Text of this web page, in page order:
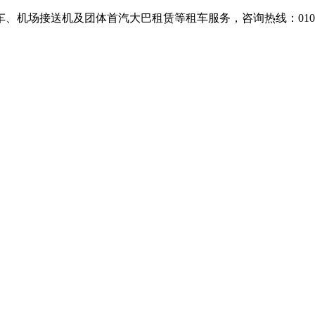
机场接送机及团体首汽大巴租赁等租车服务，咨询热线：